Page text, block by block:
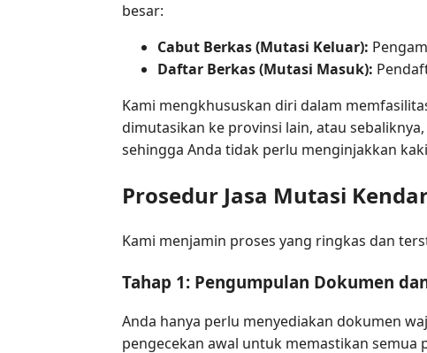
besar:
Cabut Berkas (Mutasi Keluar):
Daftar Berkas (Mutasi Masuk):
Kami mengkhususkan diri dalam
dimutasikan ke provinsi lain, atau
sehingga Anda tidak perlu menginjakkan
Prosedur Jasa Mutasi
Kami menjamin proses yang ringkas dan
Tahap 1: Pengumpulan Dokumen
Anda hanya perlu menyediakan dokumen
pengecekan awal untuk memastikan semua